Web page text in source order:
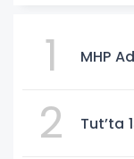
1 MHP
2 Tut’ta